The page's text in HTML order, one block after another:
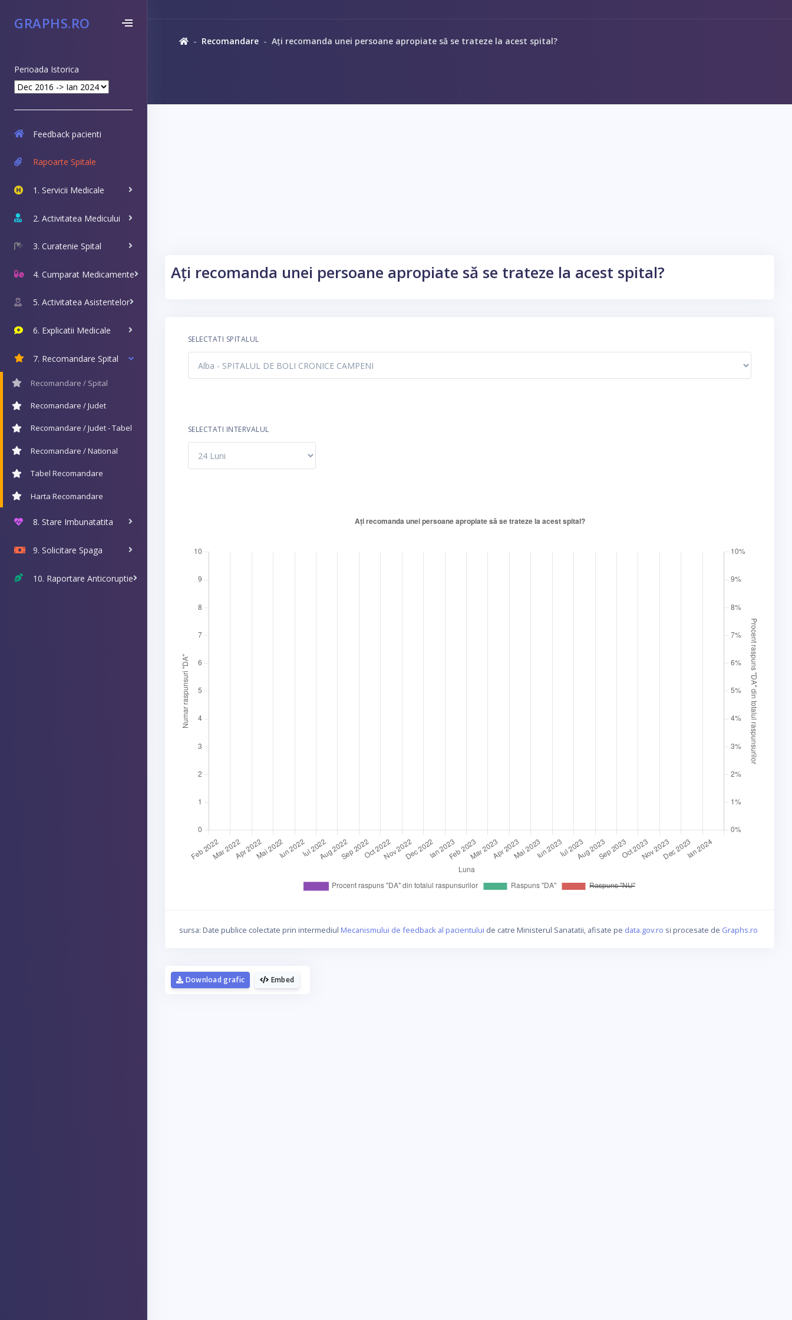
GRAPHS.RO
Perioada Istorica
Feedback pacienti
Rapoarte Spitale
1. Servicii Medicale
2. Activitatea Medicului
3. Curatenie Spital
4. Cumparat Medicamente
5. Activitatea Asistentelor
6. Explicatii Medicale
7. Recomandare Spital
Recomandare / Spital
Recomandare / Judet
Recomandare / Judet - Tabel
Recomandare / National
Tabel Recomandare
Harta Recomandare
8. Stare Imbunatatita
9. Solicitare Spaga
10. Raportare Anticoruptie
Recomandare Ați recomanda unei persoane apropiate să se trateze la acest spital?
Ați recomanda unei persoane apropiate să se trateze la acest spital?
SELECTATI SPITALUL
SELECTATI INTERVALUL
sursa: Date publice colectate prin intermediul Mecanismului de feedback al pacientului de catre Ministerul Sanatatii, afisate pe data.gov.ro si procesate de Graphs.ro
Embed
Download grafic
La fel cum tie iti plac graficele, mie imi